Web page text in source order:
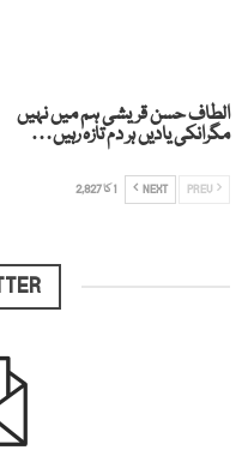
الطاف حسن قریشی ہم میں نہیں
مگرانکی یادیں ہر دم تازہ رہیں…
NEXT 1 کا 2,827